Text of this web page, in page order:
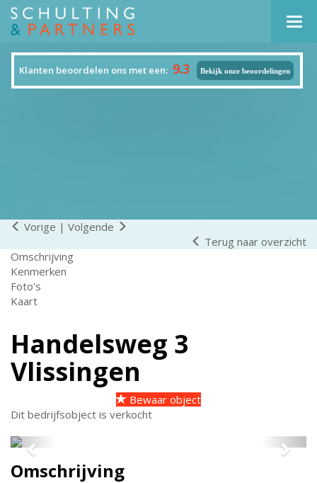
Klanten beoordelen ons met een: 9.3 Bekijk onze beoordelingen
Vorige | Volgende
Terug naar overzicht
Omschrijving
Kenmerken
Foto's
Kaart
Handelsweg 3
Vlissingen
Bewaar object
Dit bedrijfsobject is verkocht
Previous Next
Omschrijving